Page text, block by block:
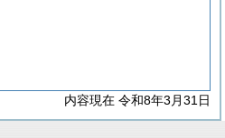
内容現在 令和8年3月31日